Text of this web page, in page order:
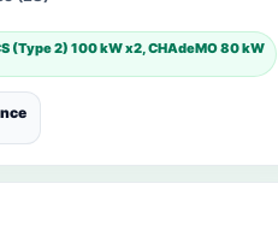
(Type 2) 100 kW x2, CHAdeMO 80 kW